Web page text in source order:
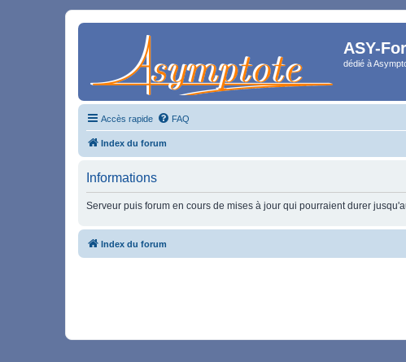
ASY-
dédié à
Accès rapide FAQ
Index du forum
Informations
Serveur puis forum en cours de mises à jour qui pourraient durer
Index du forum